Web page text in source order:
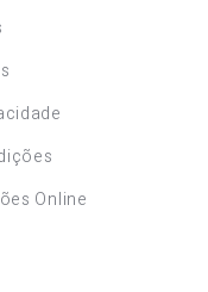
Online